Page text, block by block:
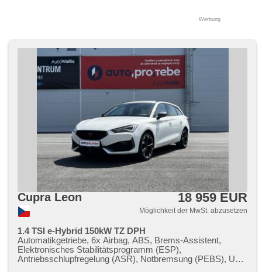
Werbung
Cupra Leon 18 959 EUR
Möglichkeit der MwSt. abzusetzen
1.4 TSI e-Hybrid 150kW TZ DPH
Automatikgetriebe, 6x Airbag, ABS, Brems-Assistent,
Elektronisches Stabilitätsprogramm (ESP),
Antriebsschlupfregelung (ASR), Notbremsung (PEBS), Uhr